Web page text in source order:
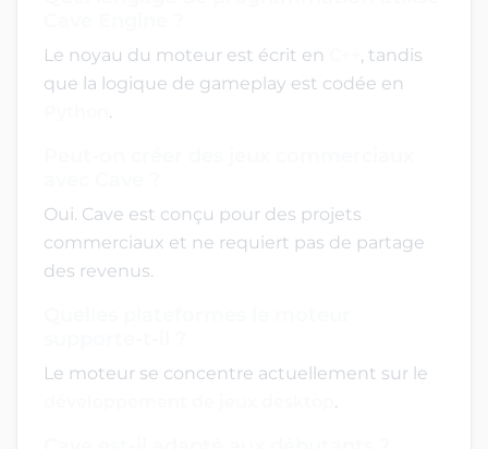
Le noyau du moteur est écrit en
, tandis
que la logique de gameplay est codée en
.
Oui. Cave est conçu pour des projets
commerciaux et ne requiert pas de partage
des revenus.
Le moteur se concentre actuellement sur le
.